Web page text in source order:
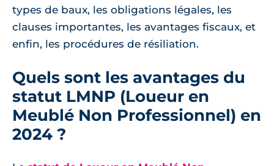
types de baux, les obligations légales, les
clauses importantes, les avantages fiscaux, et
enfin, les procédures de résiliation.
Quels sont les avantages du
statut LMNP (Loueur en
Meublé Non Professionnel) en
2024 ?